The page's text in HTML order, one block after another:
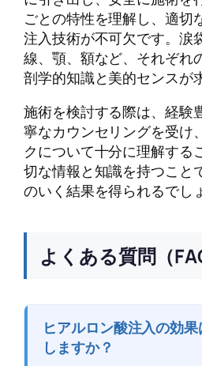
ごとの特性を理解し、適切
注入技術が不可欠です。涙
線、顎、額など、それぞれ
剖学的知識と美的センスが
施術を検討する際は、経験
寧なカウンセリングを受け
クについて十分に理解する
切な情報と知識を持つこと
のいく結果を得られるでし
よくある質問（
ヒアルロン酸注入の効
しますか？